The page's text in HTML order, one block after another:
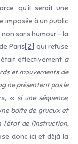
qu’il serait une
imposée à un public
sans humour – la
Paris[2] qui refuse
effectivement a
et mouvements de
ne présentent pas le
« si une séquence,
boîte de gruaux et
de l’instruction,
donc ici et déjà la